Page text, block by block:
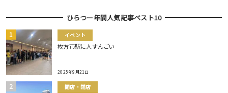
ひらつー年間人気記事ベスト10
イベント
枚方市駅に人すんごい
2025年9月21日
開店・閉店